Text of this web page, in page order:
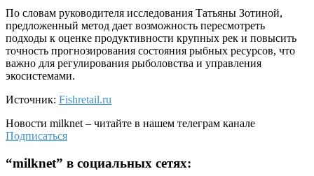
По словам руководителя исследования Татьяны Зотиной,
предложенный метод дает возможность пересмотреть
подходы к оценке продуктивности крупных рек и повысить
точность прогнозирования состояния рыбных ресурсов, что
важно для регулирования рыболовства и управления
экосистемами.
Источник: Fishretail.ru
Новости milknet – читайте в нашем телеграм канале
Подписаться
“milknet” в социальных сетях: